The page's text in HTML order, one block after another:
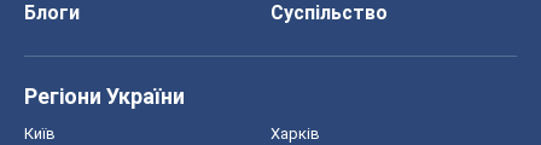
Блоги
Суспільство
Регіони України
Київ Харків